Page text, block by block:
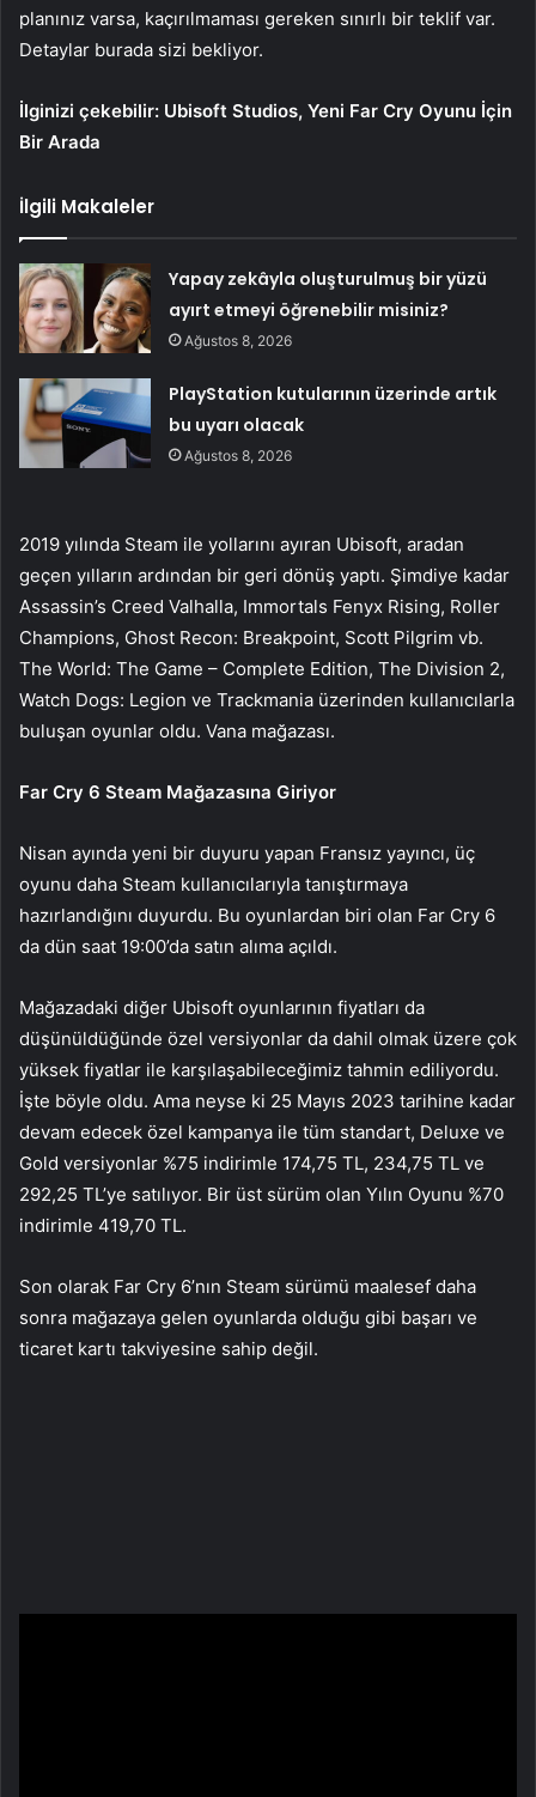
planınız varsa, kaçırılmaması gereken sınırlı bir teklif var.
Detaylar burada sizi bekliyor.
İlginizi çekebilir: Ubisoft Studios, Yeni Far Cry Oyunu İçin
Bir Arada
İlgili Makaleler
Yapay zekâyla oluşturulmuş bir yüzü
ayırt etmeyi öğrenebilir misiniz?
Ağustos 8, 2026
PlayStation kutularının üzerinde artık
bu uyarı olacak
Ağustos 8, 2026
2019 yılında Steam ile yollarını ayıran Ubisoft, aradan
geçen yılların ardından bir geri dönüş yaptı. Şimdiye kadar
Assassin’s Creed Valhalla, Immortals Fenyx Rising, Roller
Champions, Ghost Recon: Breakpoint, Scott Pilgrim vb.
The World: The Game – Complete Edition, The Division 2,
Watch Dogs: Legion ve Trackmania üzerinden kullanıcılarla
buluşan oyunlar oldu. Vana mağazası.
Far Cry 6 Steam Mağazasına Giriyor
Nisan ayında yeni bir duyuru yapan Fransız yayıncı, üç
oyunu daha Steam kullanıcılarıyla tanıştırmaya
hazırlandığını duyurdu. Bu oyunlardan biri olan Far Cry 6
da dün saat 19:00’da satın alıma açıldı.
Mağazadaki diğer Ubisoft oyunlarının fiyatları da
düşünüldüğünde özel versiyonlar da dahil olmak üzere çok
yüksek fiyatlar ile karşılaşabileceğimiz tahmin ediliyordu.
İşte böyle oldu. Ama neyse ki 25 Mayıs 2023 tarihine kadar
devam edecek özel kampanya ile tüm standart, Deluxe ve
Gold versiyonlar %75 indirimle 174,75 TL, 234,75 TL ve
292,25 TL’ye satılıyor. Bir üst sürüm olan Yılın Oyunu %70
indirimle 419,70 TL.
Son olarak Far Cry 6’nın Steam sürümü maalesef daha
sonra mağazaya gelen oyunlarda olduğu gibi başarı ve
ticaret kartı takviyesine sahip değil.